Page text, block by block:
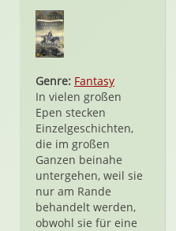
Genre: Fantasy
In vielen großen
Epen stecken
Einzelgeschichten,
die im großen
Ganzen beinahe
untergehen, weil sie
nur am Rande
behandelt werden,
obwohl sie für eine